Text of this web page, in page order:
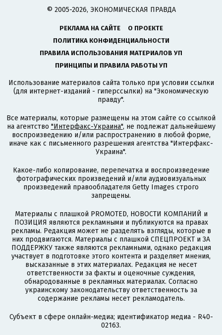
© 2005-2026, ЭКОНОМИЧЕСКАЯ ПРАВДА
РЕКЛАМА НА САЙТЕ
О ПРОЕКТЕ
ПОЛИТИКА КОНФИДЕНЦИАЛЬНОСТИ
ПРАВИЛА ИСПОЛЬЗОВАНИЯ МАТЕРИАЛОВ УП
ПРИНЦИПЫ И ПРАВИЛА РАБОТЫ УП
Использование материалов сайта только при условии ссылки
(для интернет-изданий - гиперссылки) на "Экономическую
правду".
Все материалы, которые размещены на этом сайте со ссылкой
на агентство "Интерфакс-Украина", не подлежат дальнейшему
воспроизведению и/или распространению в любой форме,
иначе как с письменного разрешения агентства "Интерфакс-
Украина".
Какое-либо копирование, перепечатка и воспроизведение
фотографических произведений и/или аудиовизуальных
произведений правообладателя Getty Images строго
запрещены.
Материалы с плашкой PROMOTED, НОВОСТИ КОМПАНИЙ и
ПОЗИЦИЯ являются рекламными и публикуются на правах
рекламы. Редакция может не разделять взгляды, которые в
них продвигаются. Материалы с плашкой СПЕЦПРОЕКТ и ЗА
ПОДДЕРЖКУ также являются рекламными, однако редакция
участвует в подготовке этого контента и разделяет мнения,
высказанные в этих материалах. Редакция не несет
ответственности за факты и оценочные суждения,
обнародованные в рекламных материалах. Согласно
украинскому законодательству ответственность за
содержание рекламы несет рекламодатель.
Субъект в сфере онлайн-медиа; идентификатор медиа - R40-
02163.